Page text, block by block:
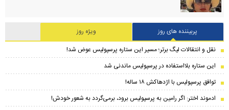
پربیننده های روز
ویژه روز
نقل و انتقالات لیگ برتر؛ مسیر این ستاره پرسپولیس عوض شد!
این ستاره بلااستفاده در پرسپولیس ماندنی شد
توافق پرسپولیس با اژدهاکش ۱۸ ساله!
ادموند اختر: اگر رامین به پرسپولیس برود، برمی‌گردد به شعور خودش!